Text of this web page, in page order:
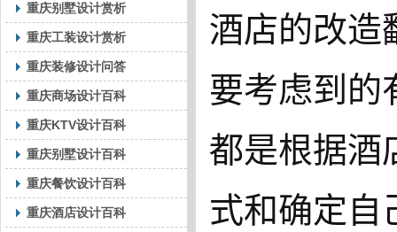
重庆别墅设计赏析
重庆工装设计赏析
重庆装修设计问答
重庆商场设计百科
重庆KTV设计百科
重庆别墅设计百科
重庆餐饮设计百科
重庆酒店设计百科
酒店的改造
要考虑到的
都是根据酒
式和确定自